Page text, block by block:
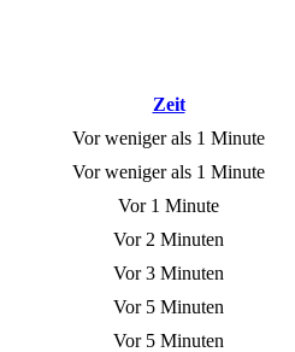
Zeit
Vor weniger als 1 Minute
Vor weniger als 1 Minute
Vor 1 Minute
Vor 2 Minuten
Vor 3 Minuten
Vor 5 Minuten
Vor 5 Minuten